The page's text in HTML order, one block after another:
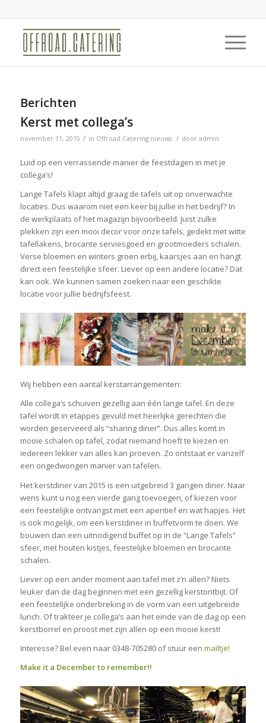
Berichten
Kerst met collega’s
november 11, 2015 / in Offroad Catering nieuws / door admin
Luid op een verrassende manier de feestdagen in met je
collega’s!
Lange Tafels klapt altijd graag de tafels uit op onverwachte
locaties. Dus waarom niet een keer bij jullie in het bedrijf? In
de werkplaats of het magazijn bijvoorbeeld. Juist zulke
plekken zijn een mooi decor voor onze tafels, gedekt met witte
tafellakens, brocante serviesgoed en grootmoeders schalen.
Verse bloemen en winters groen erbij, kaarsjes aan en hangt
direct een feestelijke sfeer. Liever op een andere locatie? Dat
kan ook. We kunnen samen zoeken naar een geschikte
locatie voor jullie bedrijfsfeest.
Wij hebben een aantal kerstarrangementen:
Alle collega’s schuiven gezellig aan één lange tafel. En deze
tafel wordt in etappes gevuld met heerlijke gerechten die
worden geserveerd als “sharing diner”. Dus alles komt in
mooie schalen op tafel, zodat niemand hoeft te kiezen en
iedereen lekker van alles kan proeven. Zo ontstaat er vanzelf
een ongedwongen manier van tafelen.
Het kerstdiner van 2015 is een uitgebreid 3 gangen diner. Naar
wens kunt u nog een vierde gang toevoegen, of kiezen voor
een feestelijke ontvangst met een aperitief en wat hapjes. Het
is ook mogelijk, om een kerstdiner in buffetvorm te doen. We
bouwen dan een uitnodigend buffet op in de “Lange Tafels”
sfeer, met houten kistjes, feestelijke bloemen en brocante
schalen.
Liever op een ander moment aan tafel met z’n allen? Niets
leuker dan de dag beginnen met een gezellig kerstontbijt. Of
een feestelijke onderbreking in de vorm van een uitgebreide
lunch. Of trakteer je collega’s aan het einde van de dag op een
kerstborrel en proost met zijn allen op een mooie kerst!
Interesse? Bel even naar 0348-705280 of stuur een mailtje!
Make it a December to remember!!